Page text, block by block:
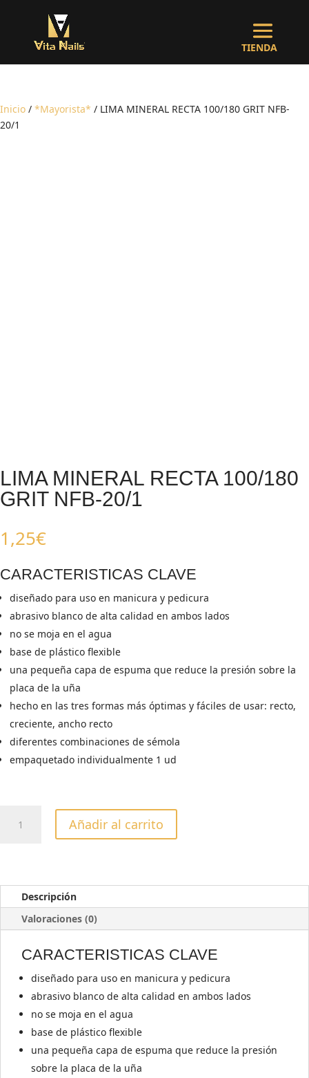
Inicio / *Mayorista* / LIMA MINERAL RECTA 100/180 GRIT NFB-
20/1
LIMA MINERAL RECTA 100/180
GRIT NFB-20/1
1,25€
CARACTERISTICAS CLAVE
diseñado para uso en manicura y pedicura
abrasivo blanco de alta calidad en ambos lados
no se moja en el agua
base de plástico flexible
una pequeña capa de espuma que reduce la presión sobre la
placa de la uña
hecho en las tres formas más óptimas y fáciles de usar: recto,
creciente, ancho recto
diferentes combinaciones de sémola
empaquetado individualmente 1 ud
MINERAL
20/1
cantidad
Añadir al carrito
Descripción
Valoraciones (0)
CARACTERISTICAS CLAVE
diseñado para uso en manicura y pedicura
abrasivo blanco de alta calidad en ambos lados
no se moja en el agua
base de plástico flexible
una pequeña capa de espuma que reduce la presión
sobre la placa de la uña